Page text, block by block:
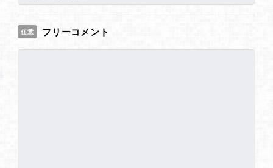
任意 フリーコメント